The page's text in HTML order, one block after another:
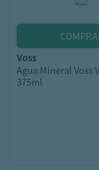
voss
Agua Mineral Voss
375ml